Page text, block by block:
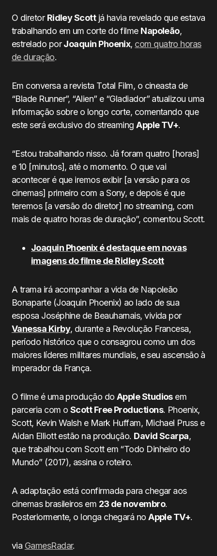
O diretor Ridley Scottjá havia revelado que estava
trabalhando em um corte do filme Napoleão,
estrelado porJoaquin Phoenix, com quatro horas
de duração.
Em conversa a revista Total Film, o cineasta de
“Blade Runner”, “Alien” e “Gladiador” atualizou uma
informação sobre o longo corte, comentando que
este será exclusivo do streamingApple TV+.
“Estou trabalhando nisso. Já foram quatro [horas]
e 10 [minutos], até o momento. O que vai
acontecer é que iremos exibir [a versão para os
cinemas] primeiro com a Sony, e depois é que
teremos [a versão do diretor] no streaming, com
mais de quatro horas de duração”, comentou Scott.
Joaquin Phoenix é destaque em novas
imagens do filme de Ridley Scott
A trama irá acompanhar a vida de Napoleão
Bonaparte (Joaquin Phoenix) ao lado de sua
esposa Joséphine de Beauharnais, vivida por
Vanessa Kirby, durante a Revolução Francesa,
período histórico que o consagrou como um dos
maiores líderes militares mundiais, e seu ascensão à
imperador da França.
O filme é uma produção do Apple Studiosem
parceria com o Scott Free Productions. Phoenix,
Scott, Kevin Walsh e Mark Huffam, Michael Pruss e
Aidan Elliott estão na produção. David Scarpa,
que trabalhou com Scott em “Todo Dinheiro do
Mundo” (2017), assina o roteiro.
A adaptação está confirmada para chegar aos
cinemas brasileiros em 23 de novembro.
Posteriormente, o longa chegará noApple TV+.
via GamesRadar.